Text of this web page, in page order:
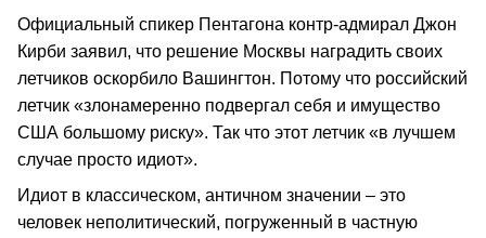
Официальный спикер Пентагона контр-адмирал Джон
Кирби заявил, что решение Москвы наградить своих
летчиков оскорбило Вашингтон. Потому что российский
летчик «злонамеренно подвергал себя и имущество
США большому риску». Так что этот летчик «в лучшем
случае просто идиот».
Идиот в классическом, античном значении – это
человек неполитический, погруженный в частную